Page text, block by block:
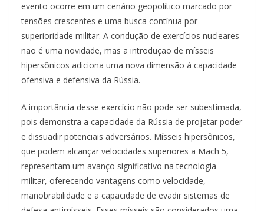
evento ocorre em um cenário geopolítico marcado por
tensões crescentes e uma busca contínua por
superioridade militar. A condução de exercícios nucleares
não é uma novidade, mas a introdução de mísseis
hipersônicos adiciona uma nova dimensão à capacidade
ofensiva e defensiva da Rússia.
A importância desse exercício não pode ser subestimada,
pois demonstra a capacidade da Rússia de projetar poder
e dissuadir potenciais adversários. Mísseis hipersônicos,
que podem alcançar velocidades superiores a Mach 5,
representam um avanço significativo na tecnologia
militar, oferecendo vantagens como velocidade,
manobrabilidade e a capacidade de evadir sistemas de